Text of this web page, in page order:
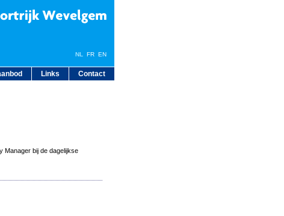
Links Contact
NL FR EN
Manager bij de dagelijkse